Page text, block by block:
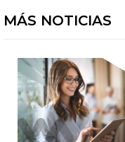
MÁS NOTICIAS